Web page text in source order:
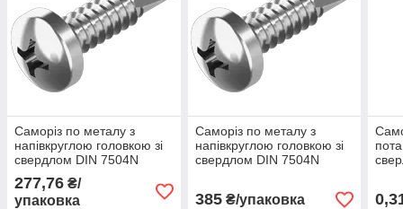
Саморіз по металу з
напівкруглою головкою зі
свердлом DIN 7504N
277,76 ₴/
упаковка
Саморіз по металу з
напівкруглою головкою зі
свердлом DIN 7504N
385₴/упаковка